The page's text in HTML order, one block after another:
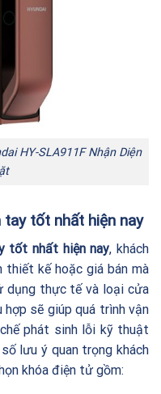
HY-SLA911FNhận Diện
tay tốt nhất hiện nay
tốt nhất hiện nay, khách
thiết kế hoặc giá bán mà
dụng thực tế và loại cửa
sẽ giúp quá trình vận
phát sinh lỗi kỹ thuật
lưu ý quan trọng khách
khóa điện tử gồm: